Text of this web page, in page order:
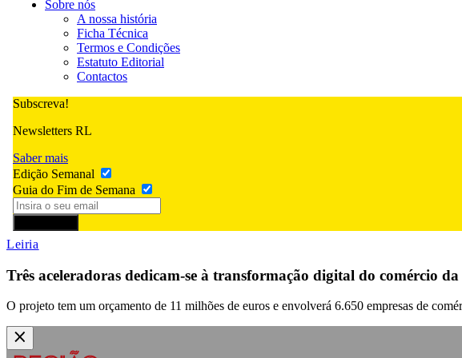
Sobre nós
A nossa história
Ficha Técnica
Termos e Condições
Estatuto Editorial
Contactos
Subscreva!
Newsletters RL
Saber mais
Edição Semanal
Guia do Fim de Semana
Leiria
Três aceleradoras dedicam-se à transformação digital do comércio da
O projeto tem um orçamento de 11 milhões de euros e envolverá 6.650 empresas de